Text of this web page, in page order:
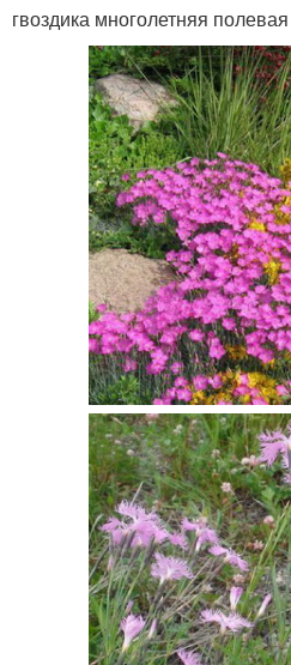
гвоздика многолетняя